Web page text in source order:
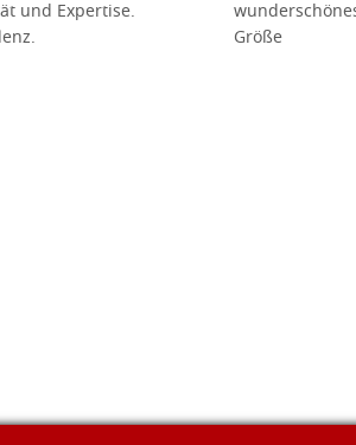
und Expertise.
Größe